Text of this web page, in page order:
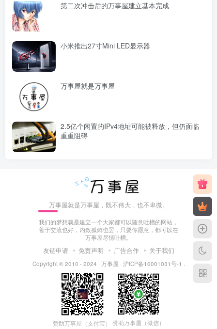
第二次冲击后的万事屋建立基本完成
小米推出27寸Mini LED显示器
万事屋就是万事屋
2.5亿个闲置的IPv4地址可能被释放，但仍面临
重重阻碍
万事屋就是万事屋，既不伟大，也不卑微。
我们的梦想就是建立一个大家都可以随意吐槽的网站，
善于交流也好，内敛孤僻也罢，只要你愿意，都可以在
万事屋尽情吐槽。
友链申请 免责声明 广告合作 关于我们
Copyright © 2010 - 2024 · 万事屋 · 沪ICP备16001031号-1
赞助万事屋（支付宝） 赞助万事屋（微信）